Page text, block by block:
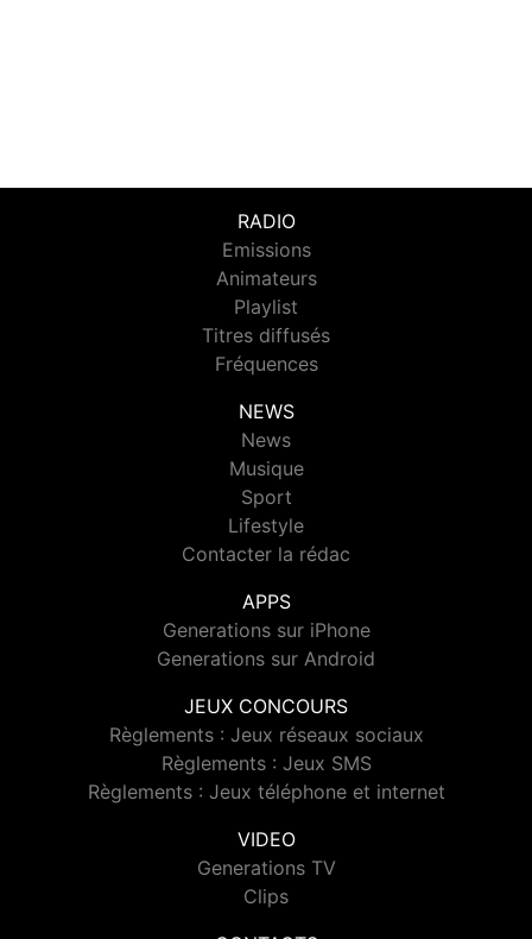
RADIO
Emissions
Animateurs
Playlist
Titres diffusés
Fréquences
NEWS
News
Musique
Sport
Lifestyle
Contacter la rédac
APPS
Generations sur iPhone
Generations sur Android
JEUX CONCOURS
Règlements : Jeux réseaux sociaux
Règlements : Jeux SMS
Règlements : Jeux téléphone et internet
VIDEO
Generations TV
Clips